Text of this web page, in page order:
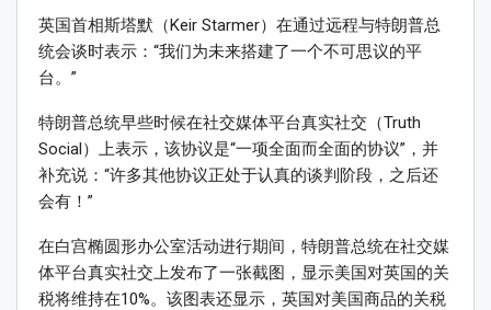
英国首相斯塔默（Keir Starmer）在通过远程与特朗普总
统会谈时表示：“我们为未来搭建了一个不可思议的平
台。”
特朗普总统早些时候在社交媒体平台真实社交（Truth
Social）上表示，该协议是“一项全面而全面的协议”，并
补充说：“许多其他协议正处于认真的谈判阶段，之后还
会有！”
在白宫椭圆形办公室活动进行期间，特朗普总统在社交媒
体平台真实社交上发布了一张截图，显示美国对英国的关
税将维持在10%。该图表还显示，英国对美国商品的关税